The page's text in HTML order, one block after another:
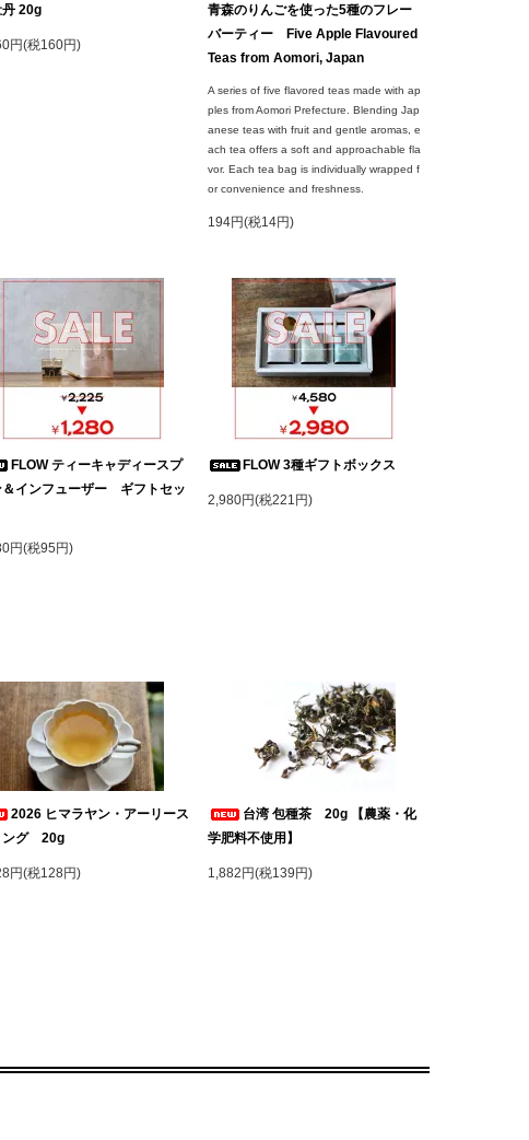
20g
円(税160円)
青森のりんごを使った5種のフレー
バーティー Five Apple Flavoured
Teas from Aomori, Japan
A series of five flavored teas made with ap
ples from Aomori Prefecture. Blending Jap
anese teas with fruit and gentle aromas, e
ach tea offers a soft and approachable fla
vor. Each tea bag is individually wrapped f
or convenience and freshness.
194円(税14円)
FLOW ティーキャディースプ
＆インフューザー ギフトセッ
円(税95円)
FLOW 3種ギフトボックス
2,980円(税221円)
2026 ヒマラヤン・アーリース
ング 20g
円(税128円)
台湾 包種茶 20g 【農薬・化
学肥料不使用】
1,882円(税139円)